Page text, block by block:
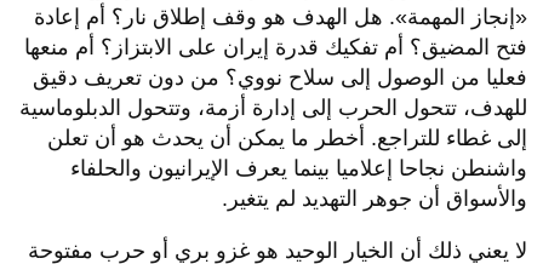
«إنجاز المهمة». هل الهدف هو وقف إطلاق نار؟ أم إعادة
فتح المضيق؟ أم تفكيك قدرة إيران على الابتزاز؟ أم منعها
فعليا من الوصول إلى سلاح نووي؟ من دون تعريف دقيق
للهدف، تتحول الحرب إلى إدارة أزمة، وتتحول الدبلوماسية
إلى غطاء للتراجع. أخطر ما يمكن أن يحدث هو أن تعلن
واشنطن نجاحا إعلاميا بينما يعرف الإيرانيون والحلفاء
والأسواق أن جوهر التهديد لم يتغير.
لا يعني ذلك أن الخيار الوحيد هو غزو بري أو حرب مفتوحة